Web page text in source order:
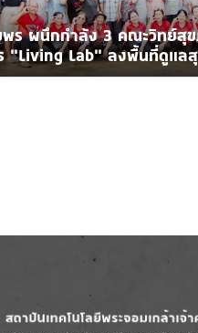
ร ผนึกกำลัง 3 คณะวิทย์สุข
“Living Lab” ลงพื้นที่ดูแล
Image